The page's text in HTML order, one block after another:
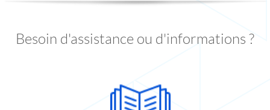
Besoin d'assistance ou d'informations ?